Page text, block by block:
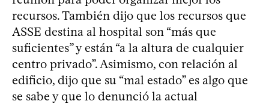
recursos. También dijo que los recursos que
ASSE destina al hospital son “más que
suficientes” y están “a la altura de cualquier
centro privado”. Asimismo, con relación al
edificio, dijo que su “mal estado” es algo que
se sabe y que lo denunció la actual